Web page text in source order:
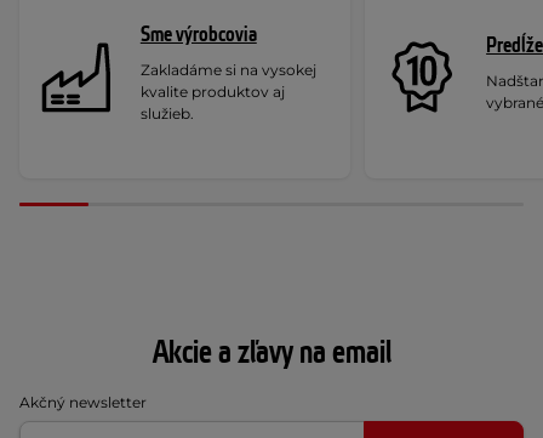
Sme výrobcovia
Zakladáme si na vysokej
kvalite produktov aj
služieb.
Akcie a zľavy na email
Akčný newsletter